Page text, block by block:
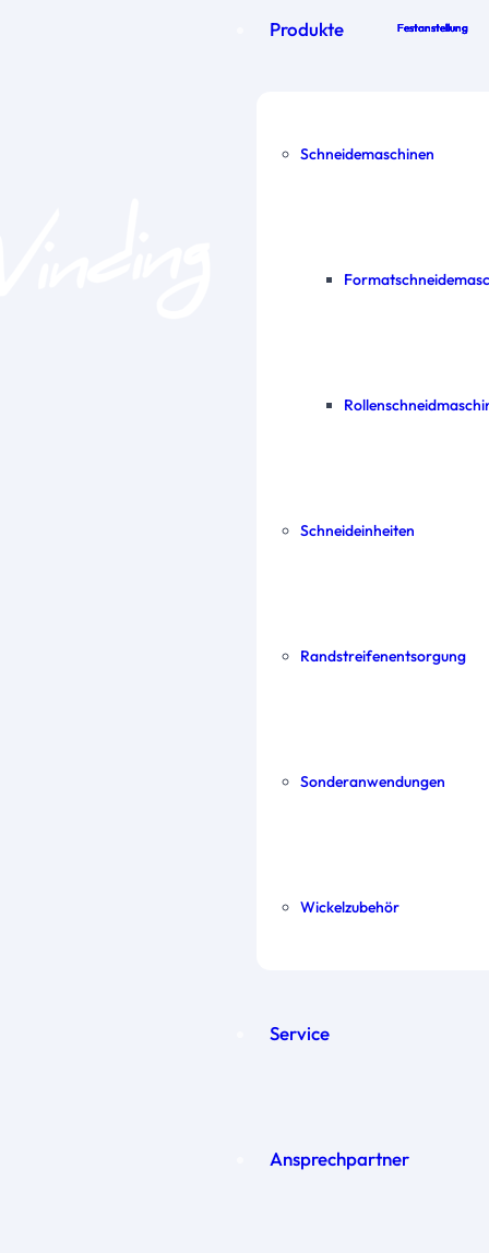
Produkte
Schneidemaschinen
Schneideinheiten
Randstreifen­entsorgung
Sonder­anwendungen
Wickel­zubehör
Service
Ansprechpartner
Festanstellung
Festanstellung
Festanstellung
Festanstellung